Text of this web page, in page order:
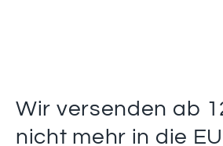
Wir versenden ab
nicht mehr in die